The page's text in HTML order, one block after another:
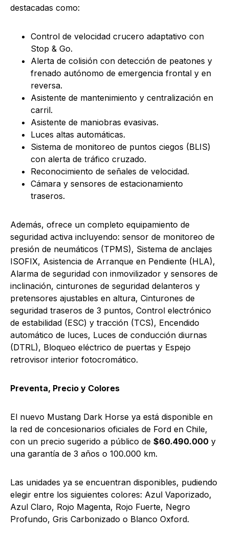
destacadas como:
Control de velocidad crucero adaptativo con
Stop & Go.
Alerta de colisión con detección de peatones y
frenado autónomo de emergencia frontal y en
reversa.
Asistente de mantenimiento y centralización en
carril.
Asistente de maniobras evasivas.
Luces altas automáticas.
Sistema de monitoreo de puntos ciegos (BLIS)
con alerta de tráfico cruzado.
Reconocimiento de señales de velocidad.
Cámara y sensores de estacionamiento
traseros.
Además, ofrece un completo equipamiento de
seguridad activa incluyendo: sensor de monitoreo de
presión de neumáticos (TPMS), Sistema de anclajes
ISOFIX, Asistencia de Arranque en Pendiente (HLA),
Alarma de seguridad con inmovilizador y sensores de
inclinación, cinturones de seguridad delanteros y
pretensores ajustables en altura, Cinturones de
seguridad traseros de 3 puntos, Control electrónico
de estabilidad (ESC) y tracción (TCS), Encendido
automático de luces, Luces de conducción diurnas
(DTRL), Bloqueo eléctrico de puertas y Espejo
retrovisor interior fotocromático.
Preventa, Precio y Colores
El nuevo Mustang Dark Horse ya está disponible en
la red de concesionarios oficiales de Ford en Chile,
con un precio sugerido a público de $60.490.000 y
una garantía de 3 años o 100.000 km.
Las unidades ya se encuentran disponibles, pudiendo
elegir entre los siguientes colores: Azul Vaporizado,
Azul Claro, Rojo Magenta, Rojo Fuerte, Negro
Profundo, Gris Carbonizado o Blanco Oxford.